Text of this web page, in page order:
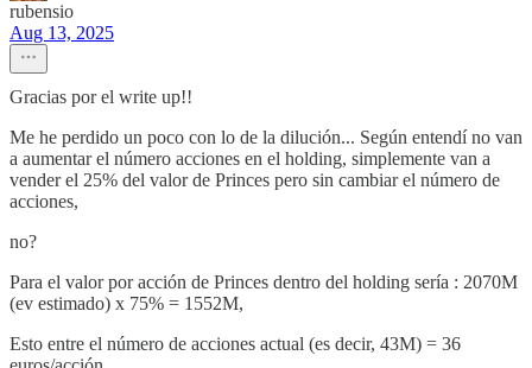
rubensio
Aug 13, 2025
Gracias por el write up!!
Me he perdido un poco con lo de la dilución... Según entendí no van
a aumentar el número acciones en el holding, simplemente van a
vender el 25% del valor de Princes pero sin cambiar el número de
acciones,
no?
Para el valor por acción de Princes dentro del holding sería : 2070M
(ev estimado) x 75% = 1552M,
Esto entre el número de acciones actual (es decir, 43M) = 36